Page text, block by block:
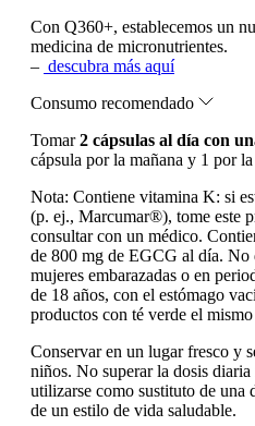
Con Q360+, establecemos un
medicina de micronutrientes.
– descubra más aquí
Consumo recomendado
Tomar2 cápsulas al día con
cápsula por la mañana y 1 por
Nota: Contiene vitamina K: si
(p. ej., Marcumar®), tome este
consultar con un médico.
de 800 mg de EGCG al día. No
mujeres embarazadas o en
de 18 años, con el estómago
productos con té verde el
Conservar en un lugar fresco y
niños. No superar la dosis
utilizarse como sustituto de una
de un estilo de vida saludable.